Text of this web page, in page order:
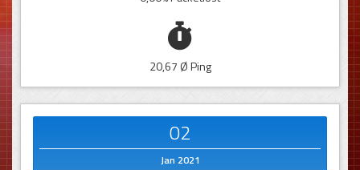
20,67 Ø Ping
02
Jan 2021